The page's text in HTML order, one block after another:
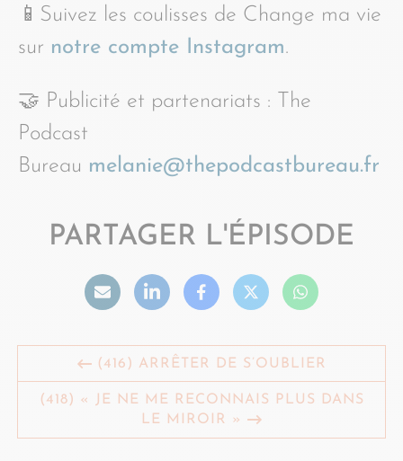
📱Suivez les coulisses de Change ma vie
sur notre compte Instagram.
🤝 Publicité et partenariats : The
Podcast
Bureau melanie@thepodcastbureau.fr
PARTAGER L'ÉPISODE
(416) ARRÊTER DE S’OUBLIER
(418) « JE NE ME RECONNAIS PLUS DANS
LE MIROIR »